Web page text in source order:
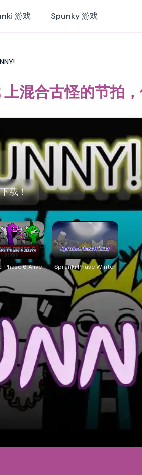
游戏 Spunky 游戏
混合古怪的节拍
载！
Phase 6 Alive Sprunki Phase Winter